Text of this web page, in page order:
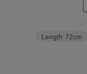
Length 72cm